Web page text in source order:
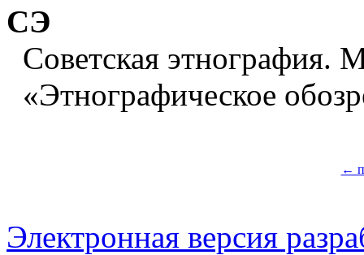
СЭ
Советская этнография.
«Этнографическое
←
Электронная версия